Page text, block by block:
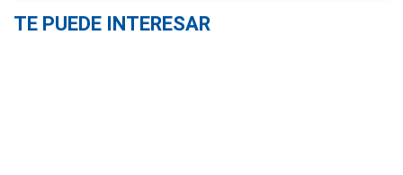
TE PUEDE INTERESAR